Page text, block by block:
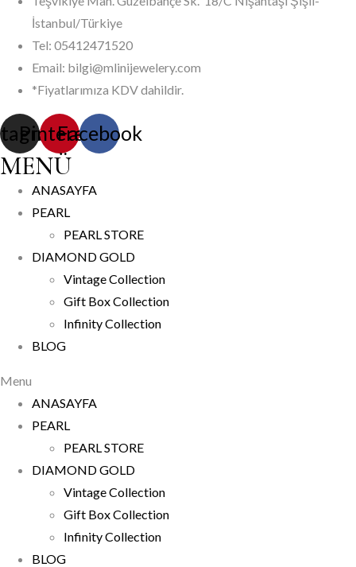
İstanbul/Türkiye
Tel: 05412471520
Email: bilgi@mlinijewelery.com
*Fiyatlarımıza KDV dahildir.
Pinterest
Facebook
MENÜ
ANASAYFA
PEARL
PEARL STORE
DIAMOND GOLD
Vintage Collection
Gift Box Collection
Infinity Collection
BLOG
Menu
ANASAYFA
PEARL
PEARL STORE
DIAMOND GOLD
Vintage Collection
Gift Box Collection
Infinity Collection
BLOG